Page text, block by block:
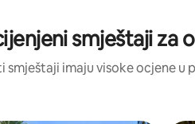
smještaji za
smještaji imaju visoke ocjene